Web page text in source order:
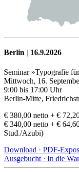
Berlin | 16.9.2026
Seminar »Typografie
Mittwoch, 16.
9:00 bis 17:00 Uhr
Berlin-Mitte,
€ 380,00 netto + €
€ 340,00 netto + €
Stud./Azubi)
Download · PDF-
Ausgebucht · In die